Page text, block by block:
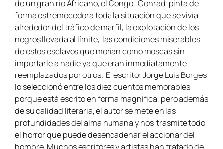
de un gran río Áfricano, el Congo. Conrad pinta de
forma estremecedora toda la situación que se vivía
alrededor del tráfico de marfil, la explotación de los
negros llevada al límite, las condiciones miserables
de estos esclavos que morían como moscas sin
importarle a nadie ya que eran inmediatamente
reemplazados por otros. El escritor Jorge Luis Borges
lo seleccionó entre los diez cuentos memorables
porque está escrito en forma magnífica, pero además
de su calidad literaria, el autor se mete en las
profundidades del alma humana y nos trasmite todo
el horror que puede desencadenar el accionar del
hombre. Muchos escritores y artistas han tratado de